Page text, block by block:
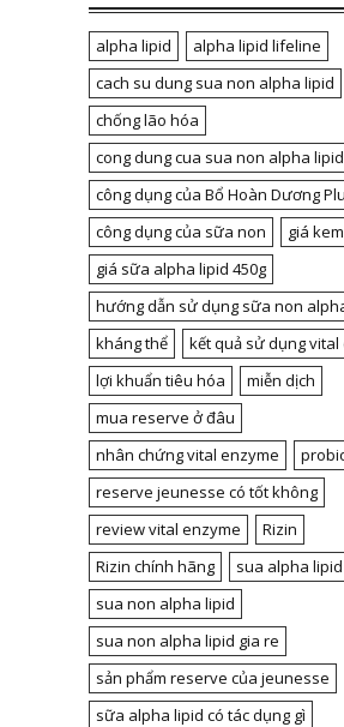
alpha lipid
alpha lipid lifeline
cach su dung sua non alpha lipid
chống lão hóa
cong dung cua sua non alpha lipid
công dụng của Bổ Hoàn Dương
công dụng của sữa non
giá
giá sữa alpha lipid 450g
hướng dẫn sử dụng sữa non
kháng thể
kết quả sử dụng vital
lợi khuẩn tiêu hóa
miễn dịch
mua reserve ở đâu
nhân chứng vital enzyme
reserve jeunesse có tốt không
review vital enzyme
Rizin
Rizin chính hãng
sua alpha lipid
sua non alpha lipid
sua non alpha lipid gia re
sản phẩm reserve của jeunesse
sữa alpha lipid có tác dụng gì